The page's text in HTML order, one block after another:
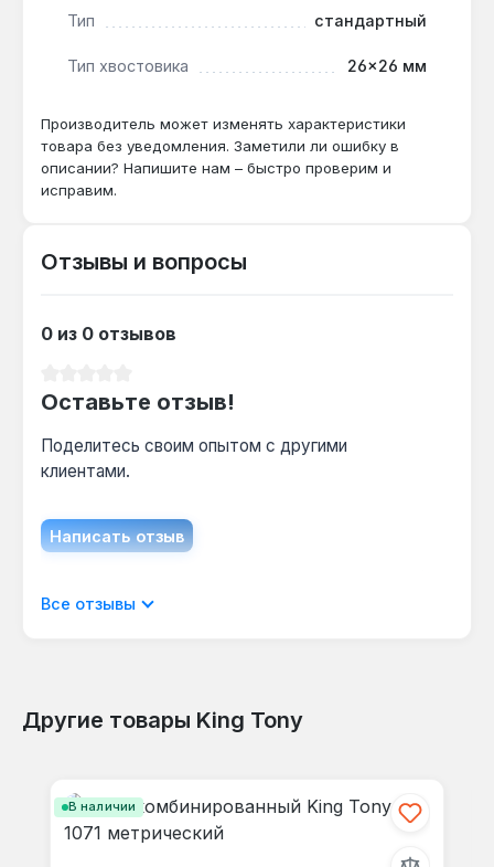
Производство — Тайвань. Гарантия от
Подходит ли для работы с креплениями в
двигателе?
Да — угол наклона 13° и длина 305 мм
обеспечивают доступ к болтам в
где стандартный ключ неэффективен.
Чем отличается от обычного рожкового
ключа?
накидной частью позволяет затягивать
граней, в отличие от рожкового, который
охватывает только две грани.
Тип стандартный
Тип хвостовика 26×26 мм
Производитель может изменять характеристики
товара без уведомления. Заметили ли ошибку в
описании? Напишите нам – быстро проверим и
исправим.
Отзывы и вопросы
0 из 0 отзывов
Оставьте отзыв!
Поделитесь своим опытом с другими
клиентами.
Написать отзыв
Отображать отзывы только на текущем
Все отзывы
Другие товары King Tony
В наличии